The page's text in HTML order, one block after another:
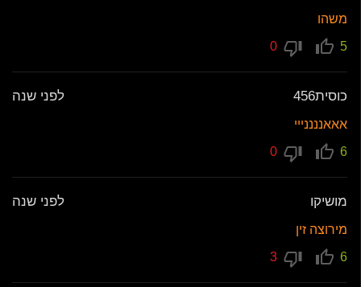
משהו
5
כוסית456 לפני שנה
אאאננננייי
6
מושיקו לפני שנה
מירוצה זין
6